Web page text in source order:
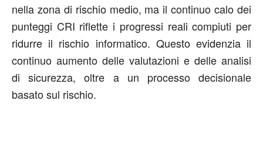
nella zona di rischio medio, ma il continuo calo dei
punteggi CRI riflette i progressi reali compiuti per
ridurre il rischio informatico. Questo evidenzia il
continuo aumento delle valutazioni e delle analisi
di sicurezza, oltre a un processo decisionale
basato sul rischio.